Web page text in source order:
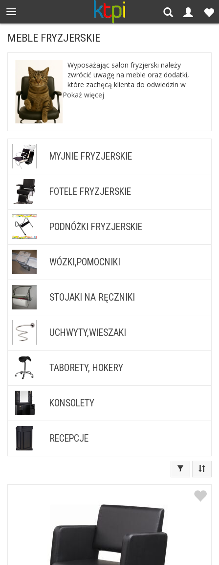
MEBLE FRYZJERSKIE
Wyposażając salon fryzjerski należy
zwrócić uwagę na meble oraz dodatki,
które zachęcą klienta do odwiedzin w
naszym zakładzie. W taj kategorii nasza
renomowane firmy, takiej jak Ayala, Panda
czy Fox.
Pokaż więcej
MYJNIE FRYZJERSKIE
FOTELE FRYZJERSKIE
PODNÓŻKI FRYZJERSKIE
WÓZKI,POMOCNIKI
STOJAKI NA RĘCZNIKI
UCHWYTY,WIESZAKI
TABORETY, HOKERY
KONSOLETY
RECEPCJE